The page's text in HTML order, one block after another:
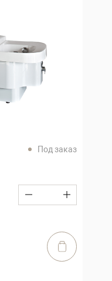
Под заказ